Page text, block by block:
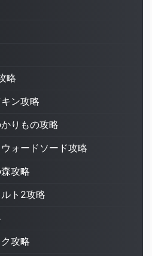
略
ン攻略
りもの攻略
ォードソード攻略
攻略
ト2攻略
攻略